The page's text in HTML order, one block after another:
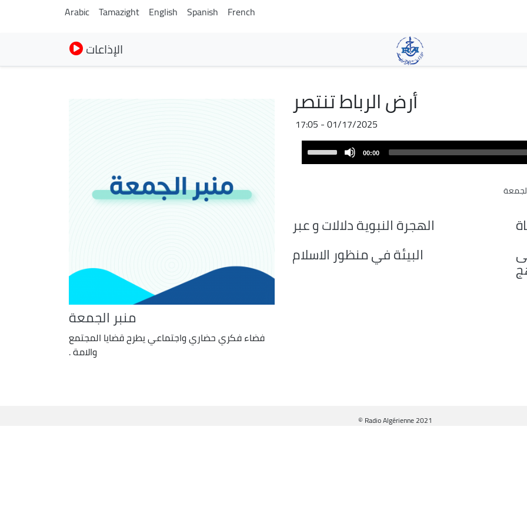
main
content
Arabic Tamazight English Spanish French
الإذاعات
أرض الرباط تنتصر
01/17/2025 - 17:05
Player
00:00
or
volume.
الهجرة النبوية دلالات و عبر
البيئة في منظور الاسلام
منبر الجمعة
فضاء فكري حضاري واجتماعي يطرح قضايا المجتمع
والامة .
© Radio Algérienne 2021